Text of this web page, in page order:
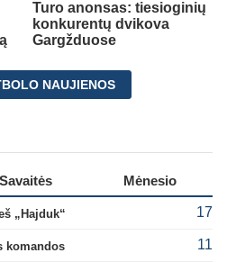
Turo anonsas: tiesioginių
konkurentų dvikova
Gargžduose
NAUJIENOS
Savaitės Mėnesio
„Hajduk“ 17
komandos 11